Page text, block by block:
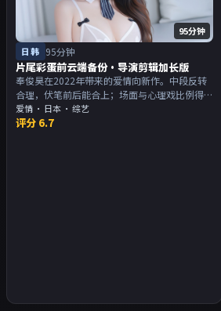
95分钟
日韩 95分钟
片尾彩蛋前云端备份·导演剪辑加长版
奉俊昊在2022年带来的爱情向新作。中段反转
合理，伏笔前后能合上；场面与心理戏比例得
当。主演以演技派为主，适合喜欢强叙事与人
物关系的观众加入片单。
爱情 · 日本 · 综艺
评分 6.7